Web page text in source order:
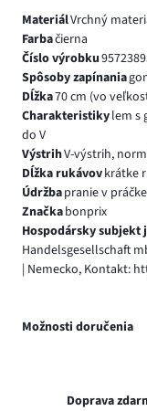
MateriálVrchný
Farbačierna
Číslo výrobku
Spôsoby zapínania
Dĺžka70 cm (vo
Charakteristikylem s
do V
VýstrihV-výstrih,
Dĺžka rukávovkrátke
Údržbapranie v práčke
Značkabonprix
Hospodársky subjekt
Handelsgesellschaft
| Nemecko, Kontakt:
Možnosti doručenia
Doprava